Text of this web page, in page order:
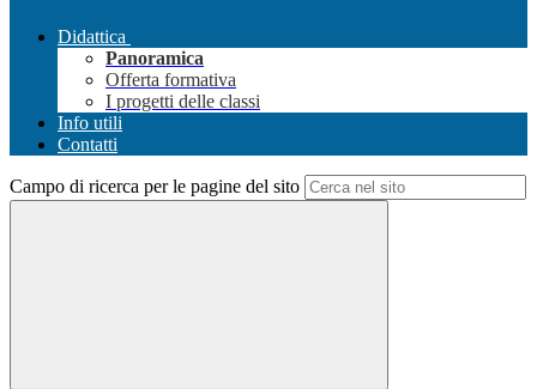
Didattica
Panoramica
Offerta formativa
I progetti delle classi
Info utili
Contatti
Campo di ricerca per le pagine del sito